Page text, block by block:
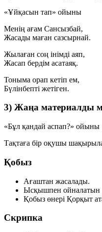
«Ұйқасын тап» ойыны
Менің ағам Сансызбай,
Жасады маған сазсырнай.
Жылаған соң інімді аяп,
Жасап бердім асатаяқ.
Тоныма орап кетіп ем,
Бүлінбепті жетіген.
3) Жаңа материалды
«Бұл қандай аспап?» ойыны
Тақтаға бір оқушы
Қобыз
Ағаштан жасалады.
Ысқышпен ойналатын
Қобыз өнері Қорқыт
Скрипка